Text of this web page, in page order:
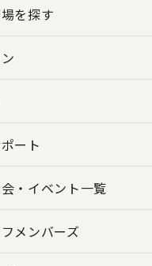
を探す
葬儀場・斎場一覧
儀場・斎場一覧
ート
・ イベント一覧
メンバーズ